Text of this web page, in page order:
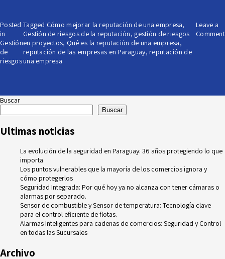
Posted
in
Gestión
de
riesgos
Tagged Cómo mejorar la reputación de una empresa,
Gestión de riesgos de la reputación, gestión de riesgos
en proyectos, Qué es la reputación de una empresa,
reputación de las empresas en Paraguay,reputación de
una empresa
Leave a
Comment
Buscar
Buscar
Ultimas noticias
La evolución de la seguridad en Paraguay: 36 años protegiendo lo que
importa
Los puntos vulnerables que la mayoría de los comercios ignora y
cómo protegerlos
Seguridad Integrada: Por qué hoy ya no alcanza con tener cámaras o
alarmas por separado.
Sensor de combustible y Sensor de temperatura: Tecnología clave
para el control eficiente de flotas.
Alarmas Inteligentes para cadenas de comercios: Seguridad y Control
en todas las Sucursales
Archivo